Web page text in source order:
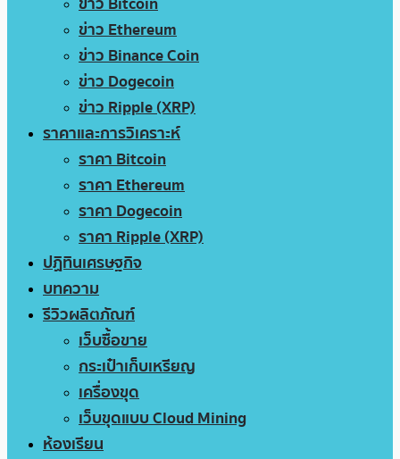
ข่าว Ethereum
ข่าว Binance Coin
ข่าว Dogecoin
ข่าว Ripple (XRP)
ราคาและการวิเคราะห์
ราคา Bitcoin
ราคา Ethereum
ราคา Dogecoin
ราคา Ripple (XRP)
ปฏิทินเศรษฐกิจ
บทความ
รีวิวผลิตภัณฑ์
เว็บซื้อขาย
กระเป๋าเก็บเหรียญ
เครื่องขุด
เว็บขุดแบบ Cloud Mining
ห้องเรียน